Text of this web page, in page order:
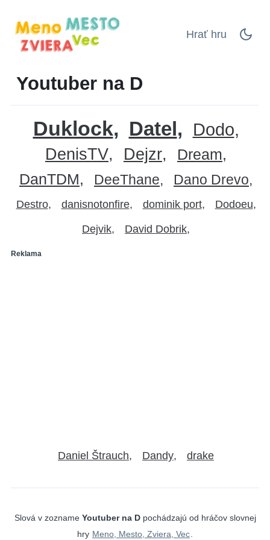
Hrať hru
Youtuber na D
Duklock Datel Dodo
DenisTV Dejzr
Dream
DanTDM
DeeThane Dano Drevo
Destro danisnotonfire dominik port Dodoeu
Dejvik David Dobrik
Reklama
Daniel Štrauch Dandy drake
Slová v zozname Youtuber na Dpochádzajú od hráčov slovnej
hry Meno, Mesto, Zviera, Vec